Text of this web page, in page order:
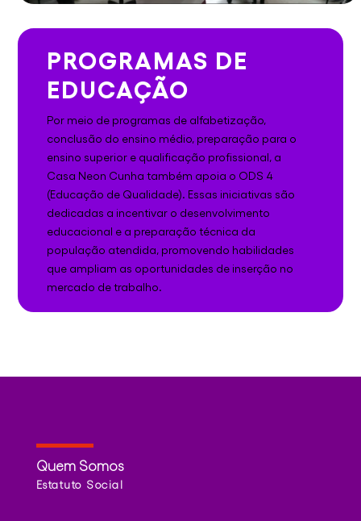
PROGRAMAS DE
EDUCAÇÃO
Por meio de programas de alfabetização,
conclusão do ensino médio, preparação para o
ensino superior e qualificação profissional, a
Casa Neon Cunha também apoia o ODS 4
(Educação de Qualidade). Essas iniciativas são
dedicadas a incentivar o desenvolvimento
educacional e a preparação técnica da
população atendida, promovendo habilidades
que ampliam as oportunidades de inserção no
mercado de trabalho.
Quem Somos
Estatuto Social